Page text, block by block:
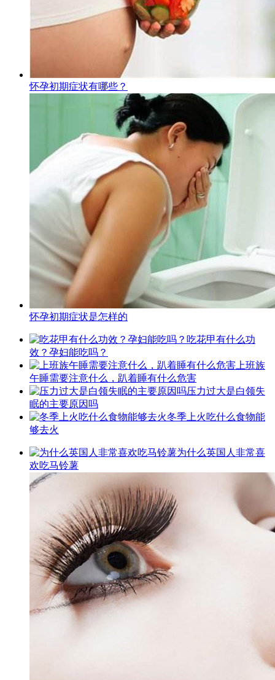
怀孕初期症状有哪些？
怀孕初期症状是怎样的
吃花甲有什么功
效？孕妇能吃吗？
上班族
午睡需要注意什么，趴着睡有什么危害
压力过大是白领失
眠的主要原因吗
冬季上火吃什么食物能
够去火
为什么英国人非常喜
欢吃马铃薯